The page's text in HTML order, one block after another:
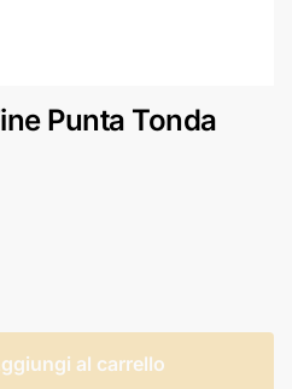
Punta Tonda
al carrello